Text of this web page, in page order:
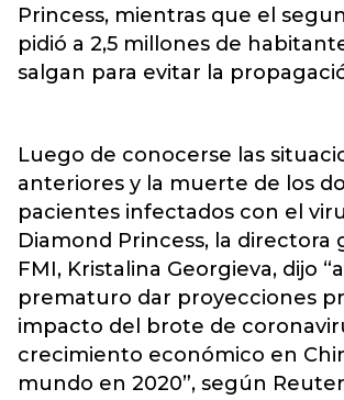
Princess, mientras que el
pidió a 2,5 millones de
salgan para evitar la
Luego de conocerse las
anteriores y la muerte de los
pacientes infectados con el
Diamond Princess, la directora
FMI, Kristalina Georgieva, dijo
prematuro dar proyecciones
impacto del brote de
crecimiento económico en
mundo en 2020”, según